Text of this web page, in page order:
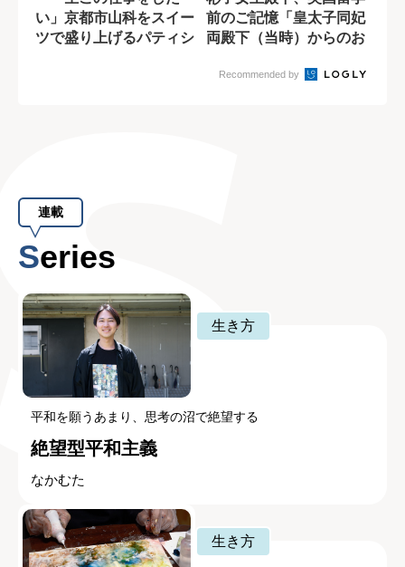
い」京都市山科をスイー
ツで盛り上げるパティシ
前のご記憶「皇太子同妃
両殿下（当時）からのお
Recommended by
連載
Series
生き方
平和を願うあまり、思考の沼で絶望する
絶望型平和主義
なかむた
生き方